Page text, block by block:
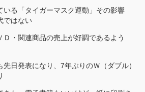
いる「タイガーマスク運動」その影響
ではない
Ｄ・関連商品の売上が好調であるよう
先日発表になり、7年ぶりのＷ（ダブル）